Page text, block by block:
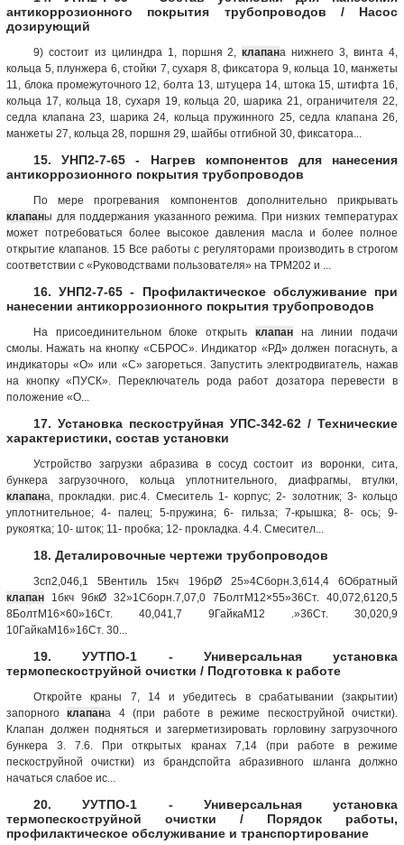
антикоррозионного покрытия трубопроводов / Насос
дозирующий
9) состоит из цилиндра 1, поршня 2,клапана нижнего 3, винта 4,
кольца 5, плунжера 6, стойки 7, сухаря 8, фиксатора 9, кольца 10, манжеты
11, блока промежуточного 12, болта 13, штуцера 14, штока 15, штифта 16,
кольца 17, кольца 18, сухаря 19, кольца 20, шарика 21, ограничителя 22,
седла клапана 23, шарика 24, кольца пружинного 25, седла клапана 26,
манжеты 27, кольца 28, поршня 29, шайбы отгибной 30, фиксатора...
15. УНП2-7-65 - Нагрев компонентов для нанесения
антикоррозионного покрытия трубопроводов
По мере прогревания компонентов дополнительно прикрывать
клапаны для поддержания указанного режима. При низких температурах
может потребоваться более высокое давления масла и более полное
открытие клапанов. 15 Все работы с регуляторами производить в строгом
соответствии с «Руководствами пользователя» на ТРМ202 и ...
16. УНП2-7-65 - Профилактическое обслуживание при
нанесении антикоррозионного покрытия трубопроводов
На присоединительном блоке открыть клапанна линии подачи
смолы. Нажать на кнопку «СБРОС». Индикатор «РД» должен погаснуть, а
индикаторы «О» или «С» загореться. Запустить электродвигатель, нажав
на кнопку «ПУСК». Переключатель рода работ дозатора перевести в
положение «О...
17. Установка пескоструйная УПС-342-62 / Технические
характеристики, состав установки
Устройство загрузки абразива в сосуд состоит из воронки, сита,
бункера загрузочного, кольца уплотнительного, диафрагмы, втулки,
клапана, прокладки. рис.4. Смеситель 1- корпус; 2- золотник; 3- кольцо
уплотнительное; 4- палец; 5-пружина; 6- гильза; 7-крышка; 8- ось; 9-
рукоятка; 10- шток; 11- пробка; 12- прокладка. 4.4. Смесител...
18. Деталировочные чертежи трубопроводов
3сп2,046,1 5Вентиль 15кч 19брØ 25»4Сборн.3,614,4 6Обратный
клапан 1бкч 9бкØ 32»1Сборн.7,07,0 7БолтМ12×55»36Ст. 40,072,6120,5
8БолтМ16×60»16Ст. 40,041,7 9ГайкаМ12 .»36Ст. 30,020,9
10ГайкаМ16»16Ст. 30...
19. УУТПО-1 - Универсальная установка
термопескоструйной очистки / Подготовка к работе
Откройте краны 7, 14 и убедитесь в срабатывании (закрытии)
запорногоклапана 4 (при работе в режиме пескоструйной очистки).
Клапан должен подняться и загерметизировать горловину загрузочного
бункера 3. 7.6. При открытых кранах 7,14 (при работе в режиме
пескоструйной очистки) из брандспойта абразивного шланга должно
начаться слабое ис...
20. УУТПО-1 - Универсальная установка
термопескоструйной очистки / Порядок работы,
профилактическое обслуживание и транспортирование